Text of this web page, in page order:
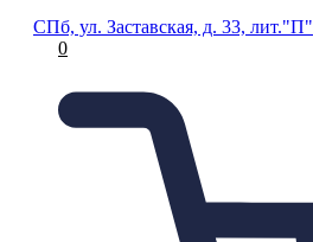
СПб, ул. Заставская, д. 33, лит."П"
0